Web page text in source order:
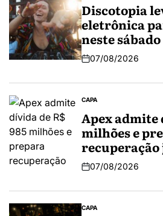
Discotopia
eletrônica
neste sábado
07/08/2026
CAPA
Apex admite
milhões e
07/08/2026
CAPA